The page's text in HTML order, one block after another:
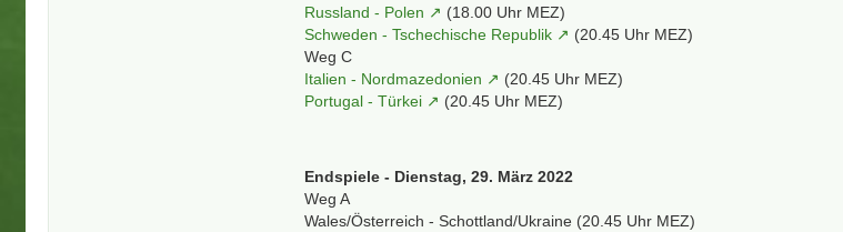
Russland - Polen
(18.00 Uhr MEZ)
Schweden - Tschechische Republik
(20.45 Uhr MEZ)
Weg C
Italien - Nordmazedonien
(20.45 Uhr MEZ)
Portugal - Türkei
(20.45 Uhr MEZ)
Endspiele - Dienstag, 29. März 2022
Weg A
Wales/Österreich - Schottland/Ukraine (20.45 Uhr MEZ)